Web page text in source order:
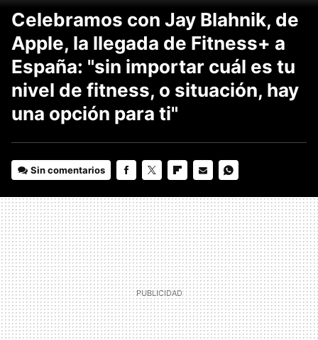
Celebramos con Jay Blahnik, de
Apple, la llegada de Fitness+ a
España: "sin importar cuál es tu
nivel de fitness, o situación, hay
una opción para ti"
Sin comentarios
MAIL